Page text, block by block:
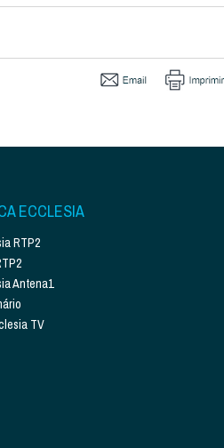
ECCLESIA
RTP2
Antena1
TV